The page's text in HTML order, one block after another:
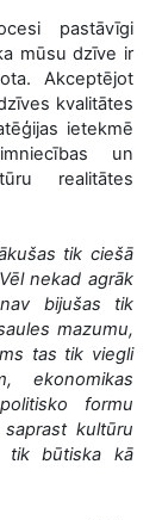
pastāvīgi
mūsu dzīve ir
Akceptējot
kvalitātes
ietekmē
un
realitātes
tik ciešā
nekad agrāk
bijušas tik
mazumu,
tas tik viegli
ekonomikas
formu
kultūru
tik būtiska kā